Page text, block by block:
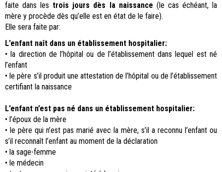
faite dans les trois jours dès la naissance (le cas échéant, la
mère y procède dès qu’elle est en état de le faire).
Elle sera faite par:
L’enfant naît dans un établissement hospitalier:
• la direction de l’hôpital ou de l’établissement dans lequel est né
l’enfant
• le père s’il produit une attestation de l’hôpital ou de l’établissement
certifiant la naissance
L’enfant n’est pas né dans un établissement hospitalier:
• l’époux de la mère
• le père qui n’est pas marié avec la mère, s’il a reconnu l’enfant ou
s’il reconnaît l’enfant au moment de la déclaration
• la sage-femme
• le médecin